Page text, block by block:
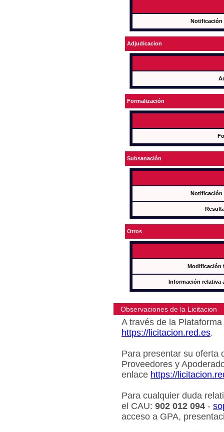
Notificación
Adjudicacion
Formalización
Subsanación
Notificación
Otros
Modificación
Información relativa
Observaciones de la Licitacion
A través de la
https://licitacion.red.es.
Para presentar su oferta
Proveedores y
enlace https://
Para cualquier duda
el CAU: 902 012 094 -
acceso a GPA,